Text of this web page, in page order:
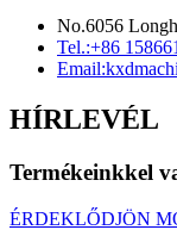
No.6056
Tel.:+86
Email:
HÍRLEVÉL
Termékeinkkel
ÉRDEKLŐDJÖN